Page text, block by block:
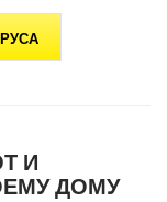
И
ДОМУ